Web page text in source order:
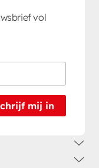
vol
mij in